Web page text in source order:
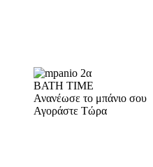
BATH TIME
Ανανέωσε το μπάνιο σου
Αγοράστε Τώρα